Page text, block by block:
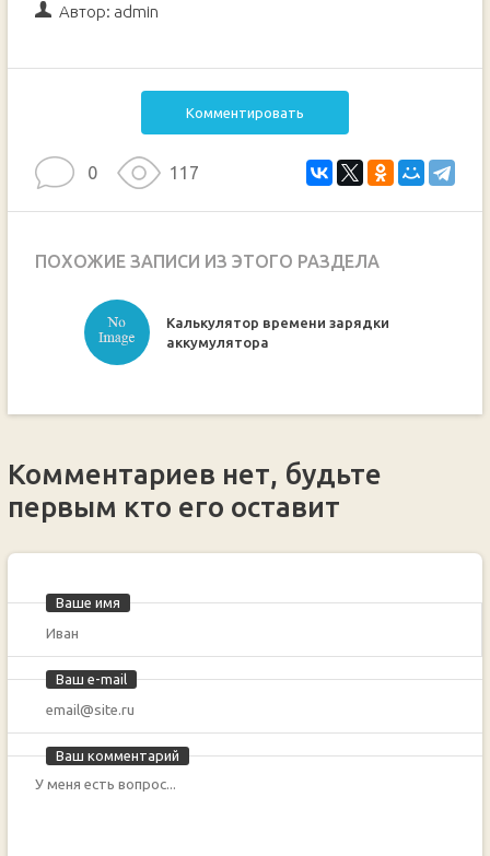
Автор: admin
Комментировать
0 117
ПОХОЖИЕ ЗАПИСИ ИЗ ЭТОГО РАЗДЕЛА
Калькулятор времени зарядки
аккумулятора
Комментариев нет, будьте
первым кто его оставит
Ваше имя
Ваш e-mail
Ваш комментарий